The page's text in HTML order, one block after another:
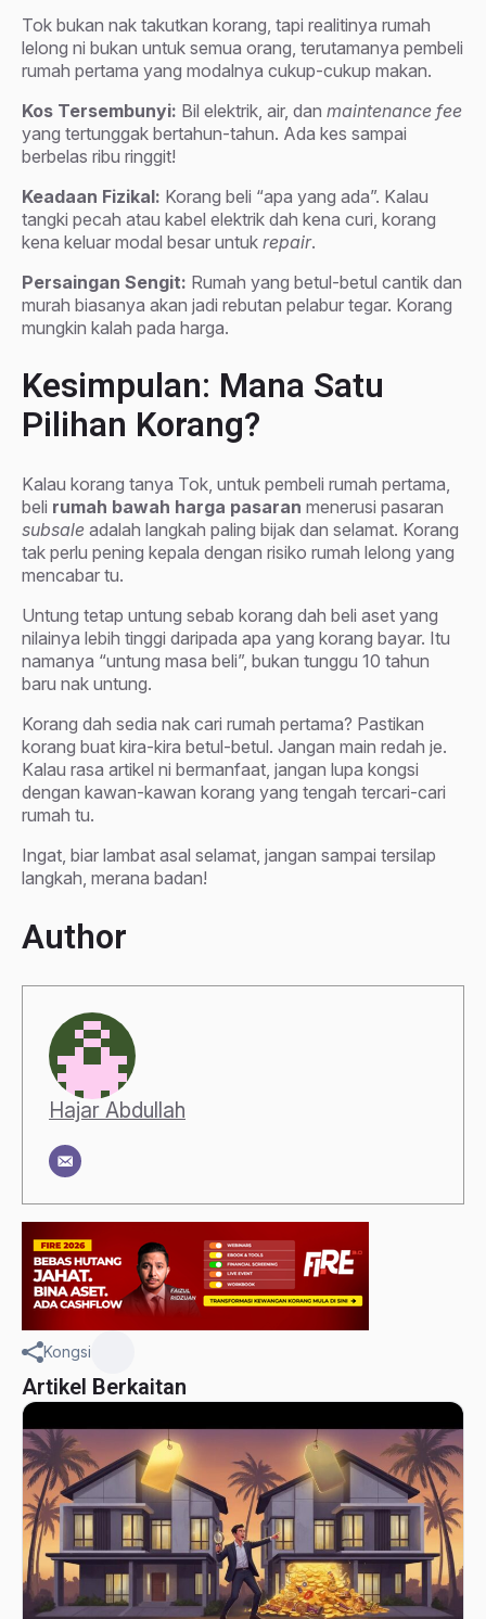
Tok bukan nak takutkan korang, tapi realitinya rumah
lelong ni bukan untuk semua orang, terutamanya pembeli
rumah pertama yang modalnya cukup-cukup makan.
Kos Tersembunyi: Bil elektrik, air, dan maintenance fee
yang tertunggak bertahun-tahun. Ada kes sampai
berbelas ribu ringgit!
Keadaan Fizikal: Korang beli “apa yang ada”. Kalau
tangki pecah atau kabel elektrik dah kena curi, korang
kena keluar modal besar untuk repair.
Persaingan Sengit: Rumah yang betul-betul cantik dan
murah biasanya akan jadi rebutan pelabur tegar. Korang
mungkin kalah pada harga.
Kesimpulan: Mana Satu
Pilihan Korang?
Kalau korang tanya Tok, untuk pembeli rumah pertama,
beli rumah bawah harga pasaran menerusi pasaran
subsale adalah langkah paling bijak dan selamat. Korang
tak perlu pening kepala dengan risiko rumah lelong yang
mencabar tu.
Untung tetap untung sebab korang dah beli aset yang
nilainya lebih tinggi daripada apa yang korang bayar. Itu
namanya “untung masa beli”, bukan tunggu 10 tahun
baru nak untung.
Korang dah sedia nak cari rumah pertama? Pastikan
korang buat kira-kira betul-betul. Jangan main redah je.
Kalau rasa artikel ni bermanfaat, jangan lupa kongsi
dengan kawan-kawan korang yang tengah tercari-cari
rumah tu.
Ingat, biar lambat asal selamat, jangan sampai tersilap
langkah, merana badan!
Author
Hajar Abdullah
Kongsi
Artikel Berkaitan